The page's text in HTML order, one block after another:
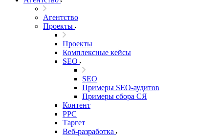
Агентство
Проекты
Проекты
Комплексные кейсы
SEO
SEO
Примеры SEO-аудитов
Примеры сбора СЯ
Контент
PPC
Таргет
Веб-разработка